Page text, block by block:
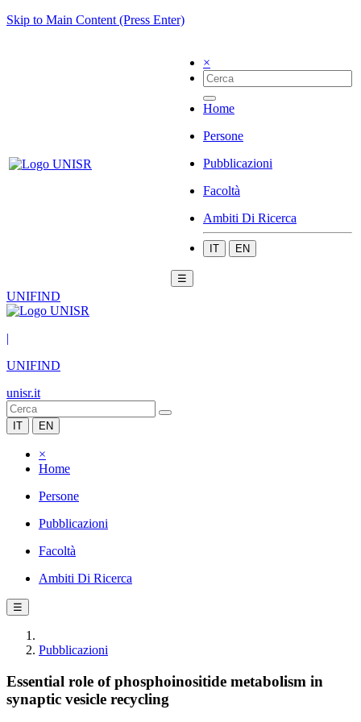
Skip to Main Content (Press Enter)
×
Home
Persone
Pubblicazioni
Facoltà
Ambiti Di Ricerca
IT EN
☰
UNIFIND
|
UNIFIND
unisr.it
IT EN
×
Home
Persone
Pubblicazioni
Facoltà
Ambiti Di Ricerca
☰
Pubblicazioni
Essential role of phosphoinositide metabolism in
synaptic vesicle recycling